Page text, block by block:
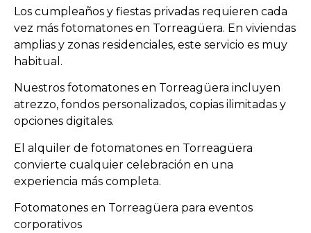
Los cumpleaños y fiestas privadas requieren cada
vez más fotomatones en Torreagüera. En viviendas
amplias y zonas residenciales, este servicio es muy
habitual.
Nuestros fotomatones en Torreagüera incluyen
atrezzo, fondos personalizados, copias ilimitadas y
opciones digitales.
El alquiler de fotomatones en Torreagüera
convierte cualquier celebración en una
experiencia más completa.
Fotomatones en Torreagüera para eventos
corporativos